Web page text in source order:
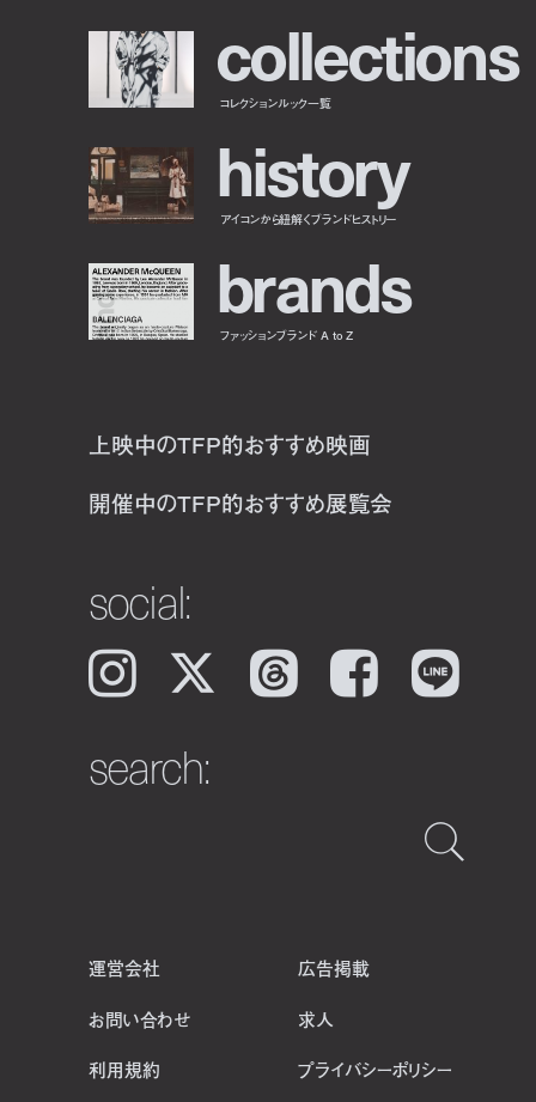
collections
コレクションルック一覧
history
アイコンから紐解くブランドヒストリー
brands
ファッションブランド A to Z
上映中のTFP的おすすめ映画
開催中のTFP的おすすめ展覧会
social:
Instagram 𝕏 Threads Facebook LINE
search:
運営会社
広告掲載
お問い合わせ
求人
利用規約 プライバシーポリシー